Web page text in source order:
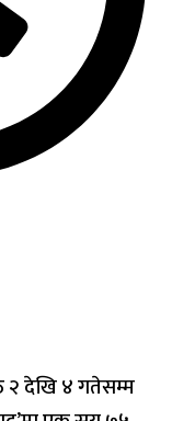
२ देखि ४ गतेसम्म